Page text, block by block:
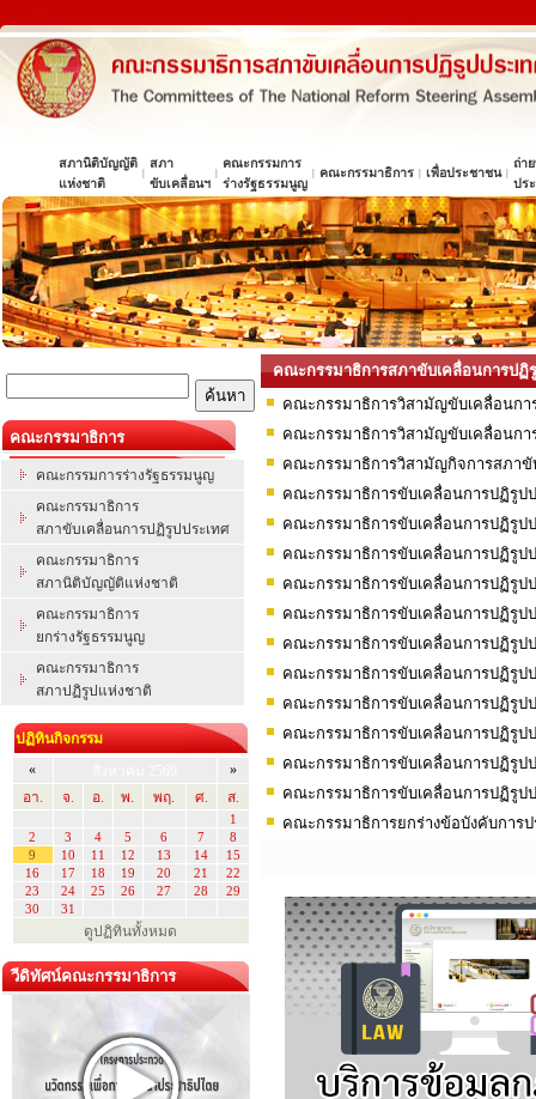
สภานิติบัญญัติ
แห่งชาติ
สภา
ขับเคลื่อนฯ
คณะกรรมการ
ร่างรัฐธรรมนูญ
คณะกรรมาธิการ เพื่อประชาชน
ถ่า
ปร
คณะกรรมาธิการ
คณะกรรมการร่างรัฐธรรมนูญ
คณะกรรมาธิการ
สภาขับเคลื่อนการปฏิรูปประเทศ
คณะกรรมาธิการ
สภานิติบัญญัติแห่งชาติ
คณะกรรมาธิการ
ยกร่างรัฐธรรมนูญ
คณะกรรมาธิการ
สภาปฏิรูปแห่งชาติ
ปฏิทินกิจกรรม
«
»
อา.
จ. อ. พ. พฤ. ศ. ส.
1
2
3 4 5 6 7
8
9
10 11 12 13 14
15
16
17 18 19 20 21
22
23
24 25 26 27 28
29
30
31
ดูปฏิทินทั้งหมด
วีดิทัศน์คณะกรรมาธิการ
คณะกรรมาธิการสภาขับเคลื่อนการปฏิ
คณะกรรมาธิการวิสามัญขับเคลื่อนก
คณะกรรมาธิการวิสามัญขับเคลื่อนกา
คณะกรรมาธิการวิสามัญกิจการสภาขั
คณะกรรมาธิการขับเคลื่อนการปฏิรูปป
คณะกรรมาธิการขับเคลื่อนการปฏิรูป
คณะกรรมาธิการขับเคลื่อนการปฏิรูป
คณะกรรมาธิการขับเคลื่อนการปฏิรูป
คณะกรรมาธิการขับเคลื่อนการปฏิรูป
คณะกรรมาธิการขับเคลื่อนการปฏิรูป
คณะกรรมาธิการขับเคลื่อนการปฏิรูป
คณะกรรมาธิการขับเคลื่อนการปฏิรูป
คณะกรรมาธิการขับเคลื่อนการปฏิรูป
คณะกรรมาธิการขับเคลื่อนการปฏิรูป
คณะกรรมาธิการขับเคลื่อนการปฏิรูป
คณะกรรมาธิการยกร่างข้อบังคับการ